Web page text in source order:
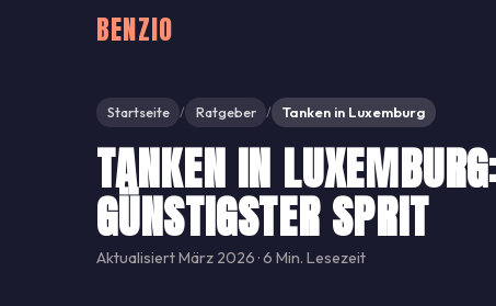
BENZIO
Startseite / Ratgeber / Tanken in Luxemburg
TANKEN IN
GÜNSTIGSTER SPRIT
Aktualisiert März 2026 · 6 Min. Lesezeit